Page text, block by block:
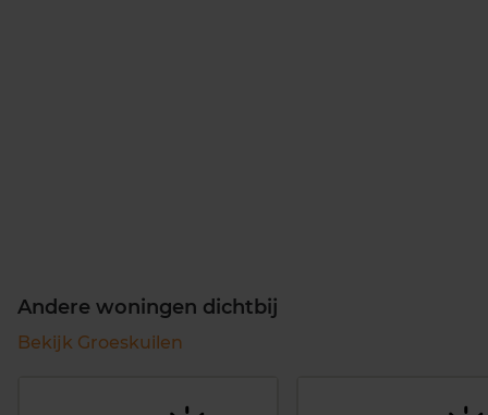
Andere woningen dichtbij
Bekijk Groeskuilen